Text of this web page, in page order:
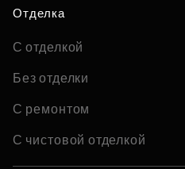
Отделка
С отделкой
Без отделки
С ремонтом
С чистовой отделкой